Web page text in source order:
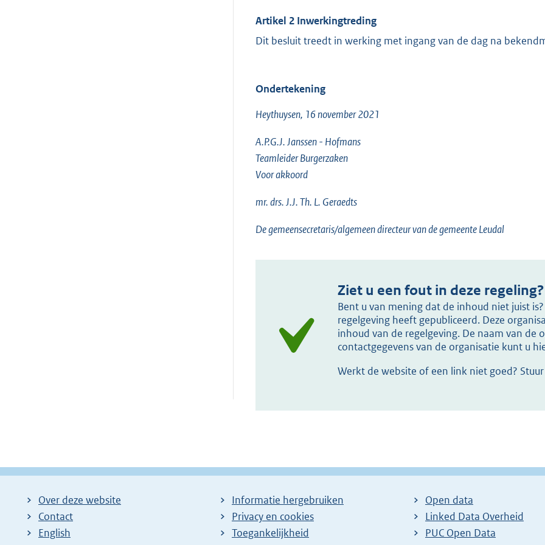
Artikel 2 Inwerkingtreding
Dit besluit treedt in werking met ingang van de dag na
Ondertekening
Heythuysen, 16 november 2021
A.P.G.J. Janssen - Hofmans
Teamleider Burgerzaken
Voor akkoord
mr. drs. J.J. Th. L. Geraedts
De gemeensecretaris/algemeen directeur van de gemeente Leudal
Ziet u een fout in deze regeling?
Bent u van mening dat de inhoud niet juist
regelgeving heeft gepubliceerd. Deze
inhoud van de regelgeving. De naam van de
contactgegevens van de organisatie kunt u
Werkt de website of een link niet goed?
Over deze website
Contact
English
Informatie hergebruiken
Privacy en cookies
Toegankelijkheid
Open data
Linked Data Overheid
PUC Open Data